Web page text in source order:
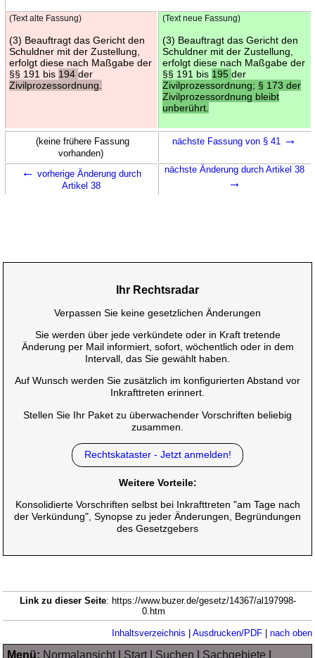
(Text alte Fassung)
(3) Beauftragt das Gericht den
Schuldner mit der Zustellung,
erfolgt diese nach Maßgabe der
§§ 191 bis 194 der
Zivilprozessordnung.
(Text neue Fassung)
(3) Beauftragt das Gericht den
Schuldner mit der Zustellung,
erfolgt diese nach Maßgabe der
§§ 191 bis 195 der
Zivilprozessordnung; § 173 der
Zivilprozessordnung bleibt
unberührt.
(keine frühere Fassung
vorhanden)
nächste Fassung von § 41 →
← vorherige Änderung durch
Artikel 38
nächste Änderung durch Artikel 38
→
Ihr Rechtsradar
Verpassen Sie keine gesetzlichen Änderungen
Sie werden über jede verkündete oder in Kraft tretende
Änderung per Mail informiert, sofort, wöchentlich oder in dem
Intervall, das Sie gewählt haben.
Auf Wunsch werden Sie zusätzlich im konfigurierten Abstand vor
Inkrafttreten erinnert.
Stellen Sie Ihr Paket zu überwachender Vorschriften beliebig
zusammen.
Rechtskataster - Jetzt anmelden!
Weitere Vorteile:
Konsolidierte Vorschriften selbst bei Inkrafttreten "am Tage nach
der Verkündung", Synopse zu jeder Änderungen, Begründungen
des Gesetzgebers
Link zu dieser Seite: https://www.buzer.de/gesetz/14367/al197998-
0.htm
Inhaltsverzeichnis Ausdrucken/PDF| nach oben
Menü: Normalansicht| Start| Suchen Sachgebiete